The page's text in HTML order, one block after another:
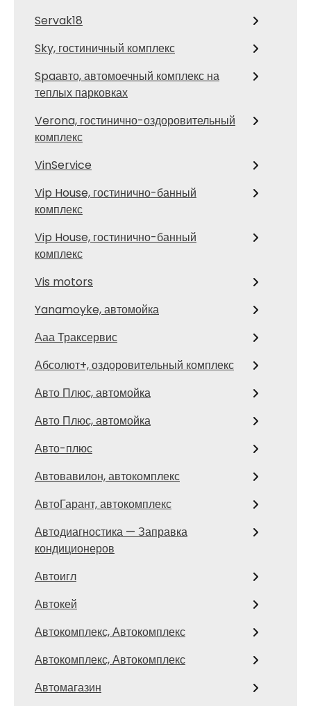
Servak18
Sky, гостиничный комплекс
Spaавто, автомоечный комплекс на
теплых парковках
Verona, гостинично-оздоровительный
комплекс
VinService
Vip House, гостинично-банный
комплекс
Vip House, гостинично-банный
комплекс
Vis motors
Yanamoyke, автомойка
Ааа Траксервис
Абсолют+, оздоровительный комплекс
Авто Плюс, автомойка
Авто Плюс, автомойка
Авто-плюс
Автовавилон, автокомплекс
АвтоГарант, автокомплекс
Автодиагностика — Заправка
кондиционеров
Автоигл
Автокей
Автокомплекс, Автокомплекс
Автокомплекс, Автокомплекс
Автомагазин